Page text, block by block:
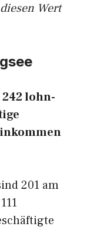
Wert
242 lohn-
201 am